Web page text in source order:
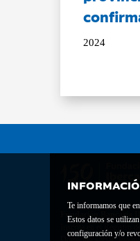
Te informamos que
Estos datos se
configuración y/o
2024
Fundación Bancaria
Inscrita en el Registro